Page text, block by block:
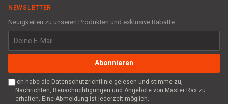
NEWSLETTER
Neuigkeiten zu unseren Produkten und exklusive Rabatte.
Abonnieren
Ich habe die Datenschutzrichtlinie gelesen und stimme zu,
Nachrichten, Benachrichtigungen und Angebote von Master Rax zu
erhalten. Eine Abmeldung ist jederzeit möglich.